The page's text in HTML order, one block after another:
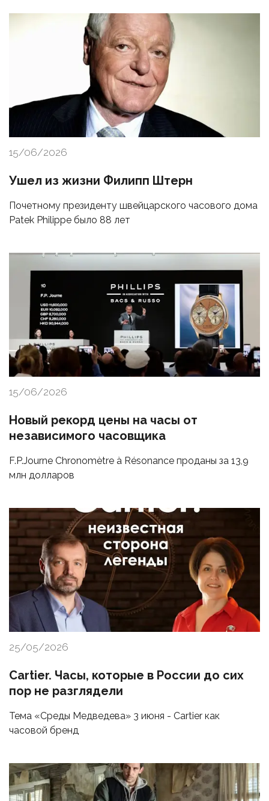
15/06/2026
Ушел из жизни Филипп Штерн
Почетному президенту швейцарского часового дома
Patek Philippe было 88 лет
15/06/2026
Новый рекорд цены на часы от
независимого часовщика
F.P.Journe Chronomètre à Résonance проданы за 13,9
млн долларов
25/05/2026
Cartier. Часы, которые в России до сих
пор не разглядели
Тема «Среды Медведева» 3 июня - Cartier как
часовой бренд